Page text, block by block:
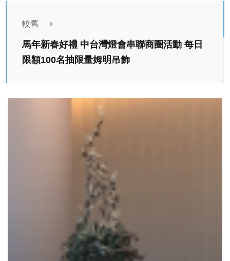
較舊
馬年新春好禮 中台灣燈會串聯商圈活動 每日
限額100名抽限量姆明吊飾